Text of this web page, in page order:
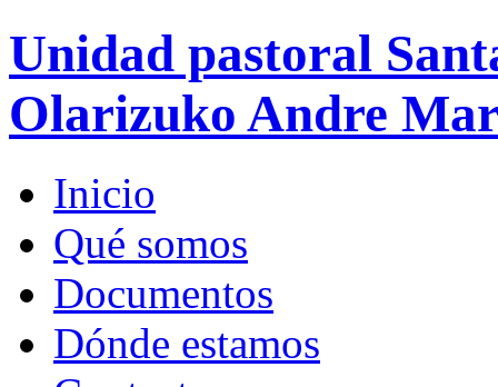
Unidad pastoral
Olarizuko Andre
Inicio
Qué somos
Documentos
Dónde estamos